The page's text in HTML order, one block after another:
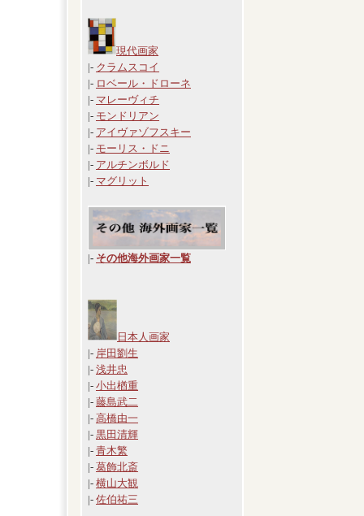
現代画家
|- クラムスコイ
|- ロベール・ドローネ
|- マレーヴィチ
|- モンドリアン
|- アイヴァゾフスキー
|- モーリス・ドニ
|- アルチンボルド
|- マグリット
|- その他海外画家一覧
日本人画家
|- 岸田劉生
|- 浅井忠
|- 小出楢重
|- 藤島武二
|- 高橋由一
|- 黒田清輝
|- 青木繁
|- 葛飾北斎
|- 横山大観
|- 佐伯祐三